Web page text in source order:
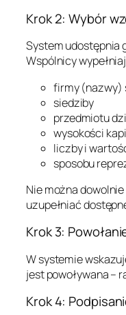
Krok 2: Wybór
System udostępnia
Wspólnicy
firmy (nazwy)
siedziby
przedmiotu
wysokości
liczby i
sposobu
Nie można
uzupełniać
Krok 3:
W systemie
jest powoływana –
Krok 4: